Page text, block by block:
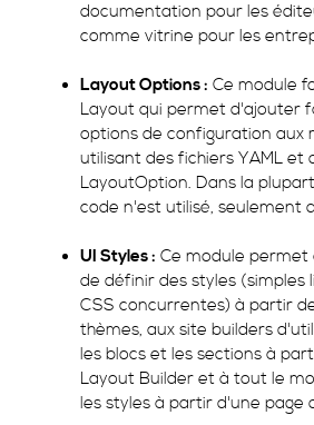
documentation pour les
comme vitrine pour les
Layout Options : Ce module
Layout qui permet d'ajouter
options de configuration aux
utilisant des fichiers YAML et
LayoutOption. Dans la
code n'est utilisé, seulement
UI Styles : Ce module permet
de définir des styles (simples
CSS concurrentes) à partir
thèmes, aux site builders
les blocs et les sections à
Layout Builder et à tout le
les styles à partir d'une page